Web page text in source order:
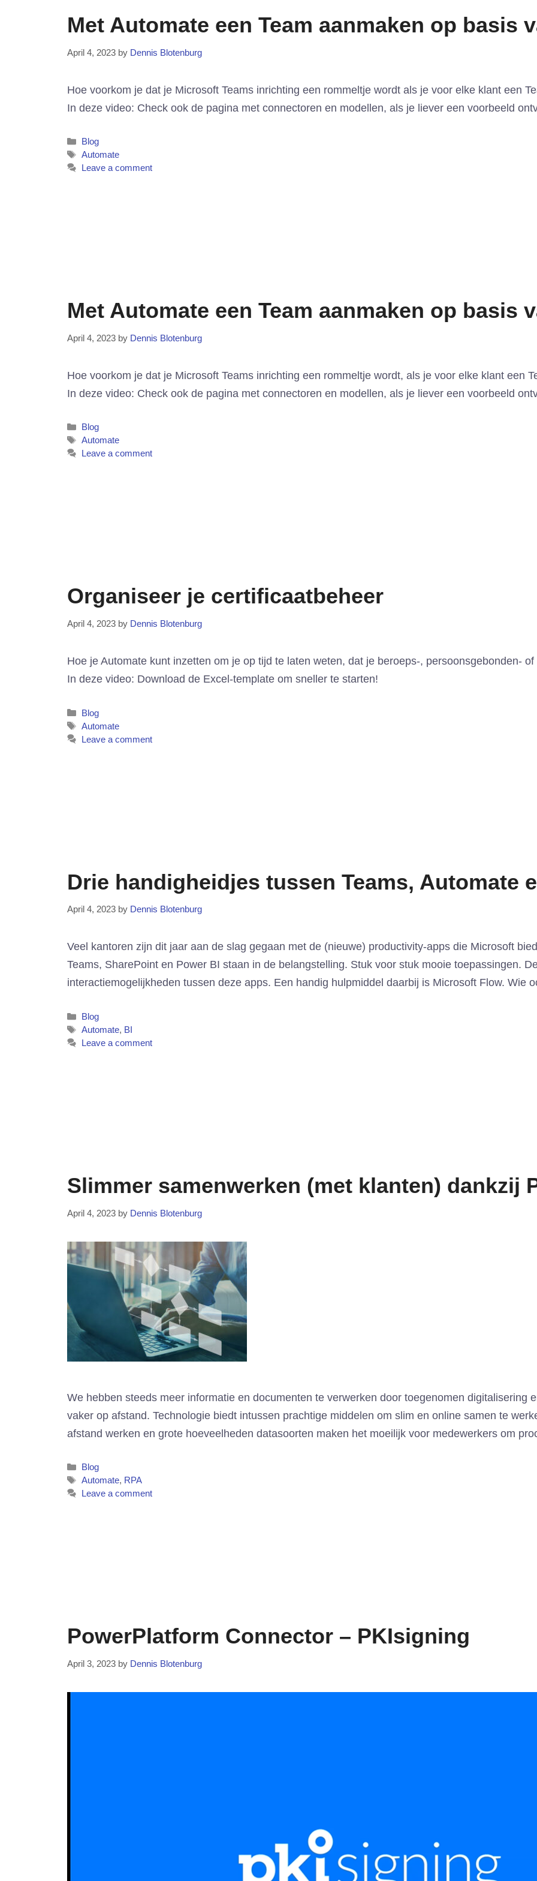
Met Automate een Team aanmaken op basis
April 4, 2023 by Dennis Blotenburg
Hoe voorkom je dat je Microsoft Teams inrichting een rommeltje wordt als je voor elke klant een
In deze video: Check ook de pagina met connectoren en modellen, als je liever een voorbeeld
Categories
Blog
Tags
Automate
Leave a comment
Met Automate een Team aanmaken op basis
April 4, 2023 by Dennis Blotenburg
Hoe voorkom je dat je Microsoft Teams inrichting een rommeltje wordt, als je voor elke klant een
In deze video: Check ook de pagina met connectoren en modellen, als je liever een voorbeeld
Categories
Blog
Tags
Automate
Leave a comment
Organiseer je certificaatbeheer
April 4, 2023 by Dennis Blotenburg
Hoe je Automate kunt inzetten om je op tijd te laten weten, dat je beroeps-, persoonsgebonden-
In deze video: Download de Excel-template om sneller te starten!
Categories
Blog
Tags
Automate
Leave a comment
Drie handigheidjes tussen Teams, Automate
April 4, 2023 by Dennis Blotenburg
Veel kantoren zijn dit jaar aan de slag gegaan met de (nieuwe) productivity-apps die Microsoft
Teams, SharePoint en Power BI staan in de belangstelling. Stuk voor stuk mooie toepassingen.
interactiemogelijkheden tussen deze apps. Een handig hulpmiddel daarbij is Microsoft Flow. Wie
Categories
Blog
Tags
Automate, BI
Leave a comment
Slimmer samenwerken (met klanten) dankzij
April 4, 2023 by Dennis Blotenburg
We hebben steeds meer informatie en documenten te verwerken door toegenomen digitalisering
vaker op afstand. Technologie biedt intussen prachtige middelen om slim en online samen te
afstand werken en grote hoeveelheden datasoorten maken het moeilijk voor medewerkers om
Categories
Blog
Tags
Automate, RPA
Leave a comment
PowerPlatform Connector – PKIsigning
April 3, 2023 by Dennis Blotenburg